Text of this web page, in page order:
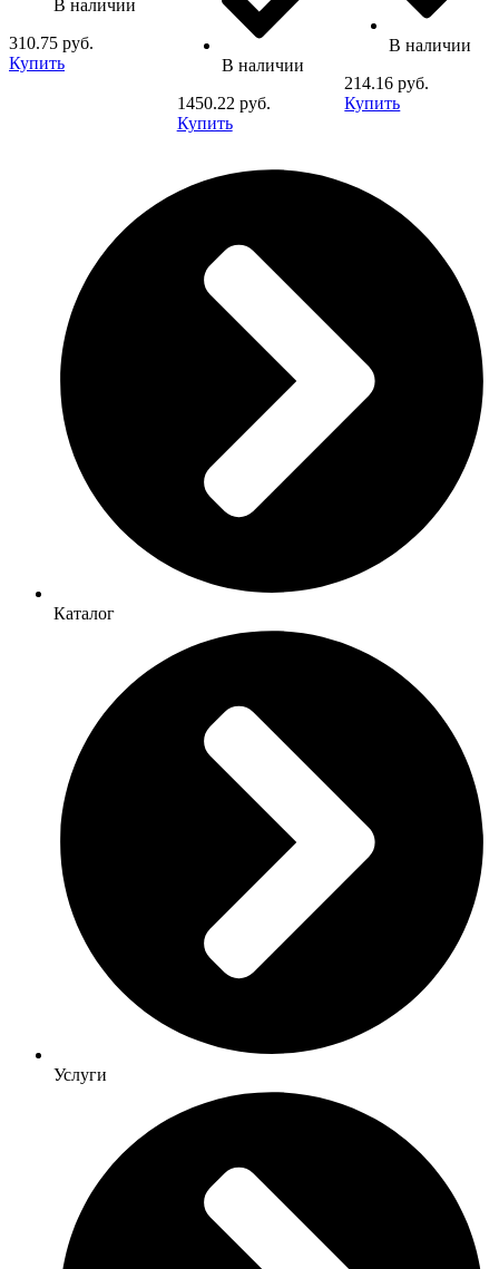
В наличии
310.75 руб.
Купить
В наличии
1450.22 руб.
Купить
В наличии
214.16 руб.
Купить
Каталог
Услуги